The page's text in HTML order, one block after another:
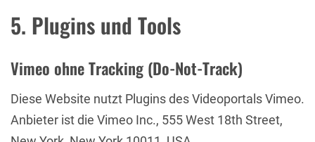
5. Plugins und Tools
Vimeo ohne Tracking (Do-Not-Track)
Diese Website nutzt Plugins des Videoportals Vimeo.
Anbieter ist die Vimeo Inc., 555 West 18th Street,